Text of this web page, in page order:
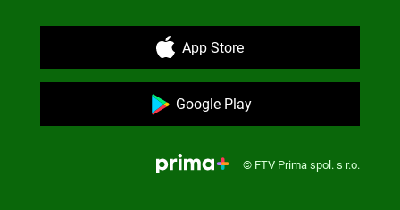
App Store
Google Play
© FTV Prima spol. s r.o.